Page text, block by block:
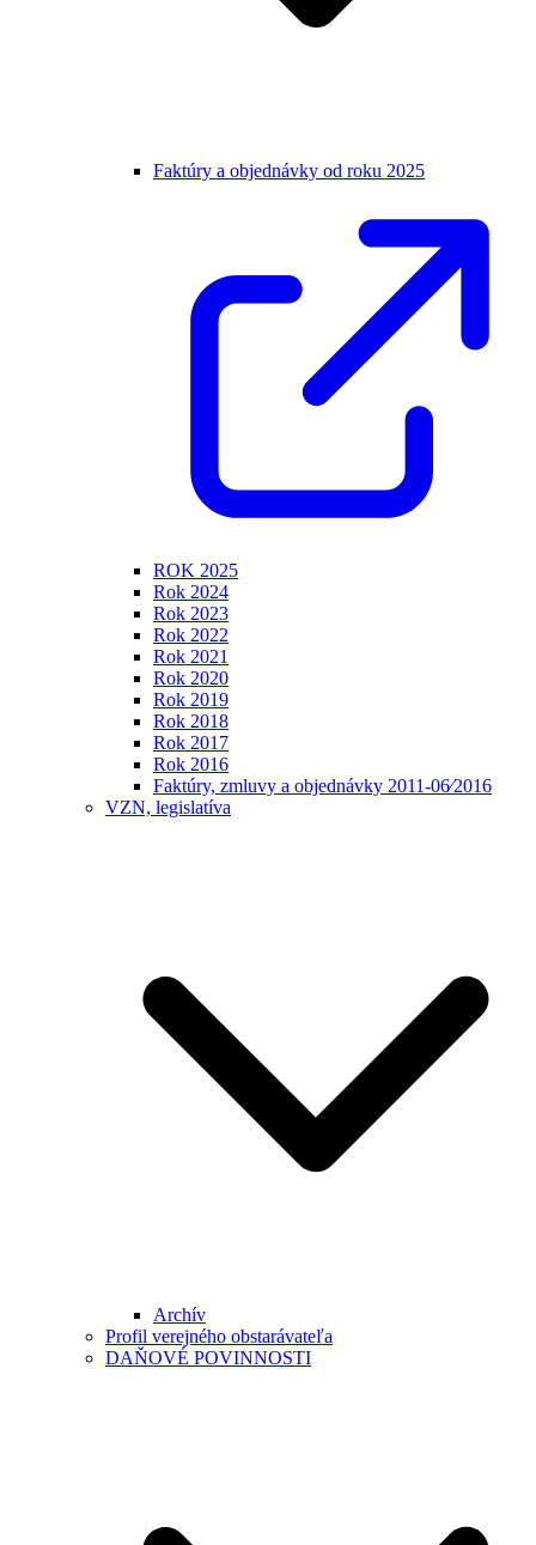
Faktúry a objednávky od roku 2025
ROK 2025
Rok 2024
Rok 2023
Rok 2022
Rok 2021
Rok 2020
Rok 2019
Rok 2018
Rok 2017
Rok 2016
Faktúry, zmluvy a objednávky 2011-06⁄2016
VZN, legislatíva
Archív
Profil verejného obstarávateľa
DAŇOVÉ POVINNOSTI